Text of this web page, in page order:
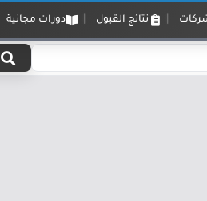
نتائج القبول دورات مجانية